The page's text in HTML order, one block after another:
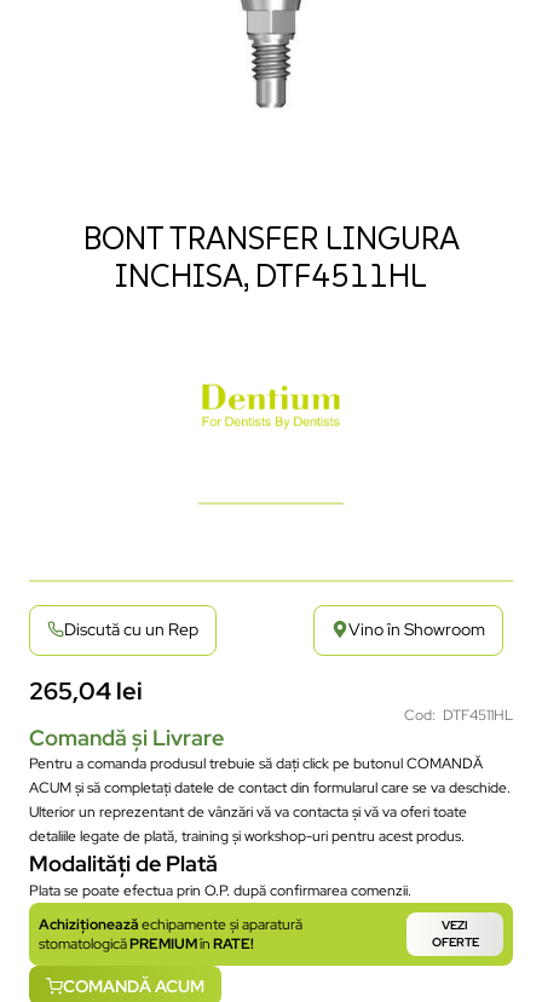
BONT TRANSFER LINGURA
INCHISA, DTF4511HL
Discută cu un Rep Vino în Showroom
265,04lei
Cod: DTF4511HL
Comandă și Livrare
Pentru a comanda produsul trebuie să dați click pe butonul COMANDĂ
ACUM și să completați datele de contact din formularul care se va deschide.
Ulterior un reprezentant de vânzări vă va contacta și vă va oferi toate
detaliile legate de plată, training și workshop-uri pentru acest produs.
Modalități de Plată
Plata se poate efectua prin O.P. după confirmarea comenzii.
Achiziționeazăechipamente și aparatură
stomatologicăPREMIUMînRATE!
VEZI
OFERTE
COMANDĂ ACUM